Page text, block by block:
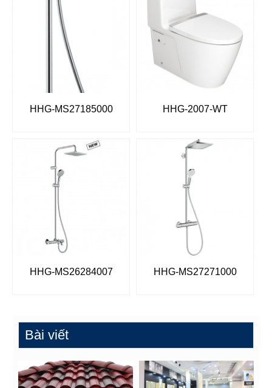
HHG-MS27185000 HHG-2007-WT
HHG-MS26284007 HHG-MS27271000
Bài viết